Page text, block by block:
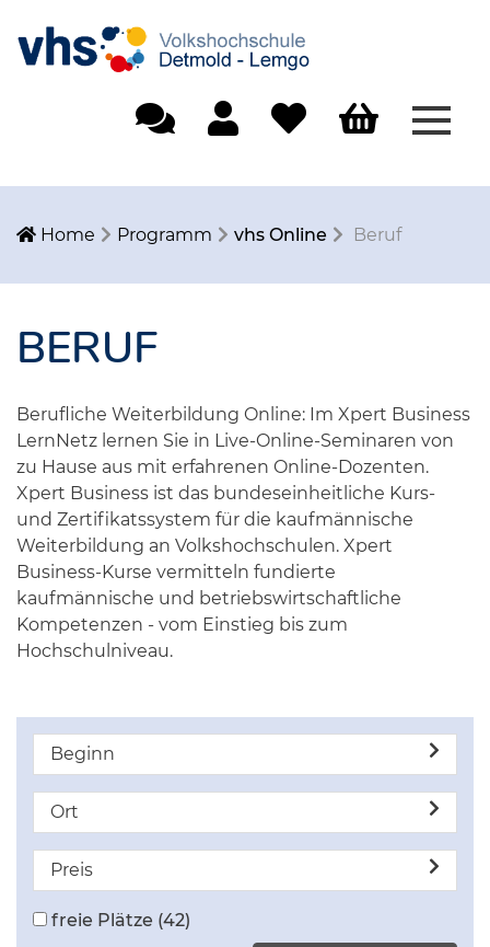
Home Programm vhs Online Beruf
BERUF
Berufliche Weiterbildung Online: Im Xpert Business
LernNetz lernen Sie in Live-Online-Seminaren von
zu Hause aus mit erfahrenen Online-Dozenten.
Xpert Business ist das bundeseinheitliche Kurs-
und Zertifikatssystem für die kaufmännische
Weiterbildung an Volkshochschulen. Xpert
Business-Kurse vermitteln fundierte
kaufmännische und betriebswirtschaftliche
Kompetenzen - vom Einstieg bis zum
Hochschulniveau.
Beginn
Ort
Preis
freie Plätze (42)